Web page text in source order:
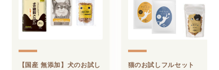
【国産 無添加】犬のお試し
猫のお試しフルセット